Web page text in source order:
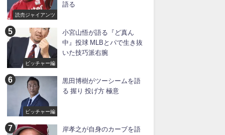
読売ジャイアンツ
語る
ピッチャー編
小宮山悟が語る『ど真ん
中』投球 MLBとパで生き抜
いた技巧派右腕
ピッチャー編
黒田博樹がツーシームを語
る 握り 投げ方 極意
岸孝之が自身のカーブを語